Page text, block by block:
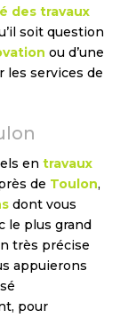
des travaux
soit question
ou d’une
les services de
en travaux
de Toulon,
dont vous
le plus grand
très précise
appuierons
pour